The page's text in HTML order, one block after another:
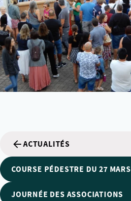
ACTUALITÉS
COURSE PÉDESTRE DU 27 MARS
JOURNÉE DES ASSOCIATIONS